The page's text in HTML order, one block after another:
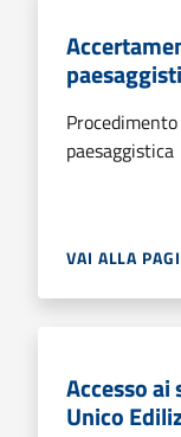
paesaggistica
VAI ALLA
Accesso ai
Unico